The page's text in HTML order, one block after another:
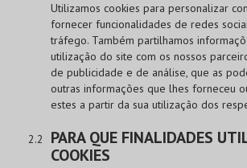
Utilizamos cookies para personalizar
fornecer funcionalidades de redes
tráfego. Também partilhamos
utilização do site com os nossos
de publicidade e de análise, que as
outras informações que lhes forneceu
estes a partir da sua utilização dos
PARA QUE FINALIDADES
COOKIES